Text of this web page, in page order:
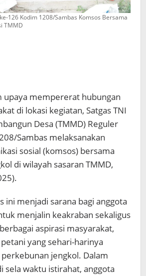
126 Kodim 1208/Sambas Komsos Bersama
TMMD
upaya mempererat hubungan
di lokasi kegiatan, Satgas TNI
Desa (TMMD) Reguler
Sambas melaksanakan
sosial (komsos) bersama
di wilayah sasaran TMMD,
ini menjadi sarana bagi anggota
menjalin keakraban sekaligus
aspirasi masyarakat,
yang sehari-harinya
jengkol. Dalam
sela waktu istirahat, anggota